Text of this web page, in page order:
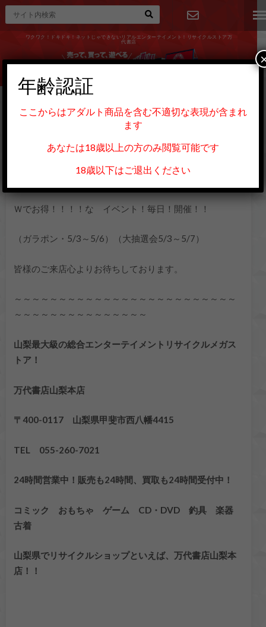
ワクワク！ドキドキ！ネットじゃできないリアルエンターテイメント！リサイクルストア万
代書店
５月は ＧＷガラポン開催！
Ｗでお得！！！！な イベント！毎日！開催！！
（ガラポン・5/3～5/6）（大抽選会5/3～5/7）
皆様のご来店心よりお待ちしております。
～～～～～～～～～～～～～～～～～～～～～～～～～
～～～～～～～～～～～～～～～
山梨最大級の総合エンターテイメントリサイクルメガス
トア！
万代書店山梨本店
〒400-0117 山梨県甲斐市西八幡4415
TEL 055-260-7021
24時間営業中！販売も24時間、買取も24時間受付中！
コミック おもちゃ ゲーム CD・DVD 釣具 楽器
古着
山梨県でリサイクルショップといえば、万代書店山梨本
店！！
年齢認証
ここからはアダルト商品を含む不適切な表現が含まれ
ます
あなたは18歳以上の方のみ閲覧可能です
18歳以下はご退出ください